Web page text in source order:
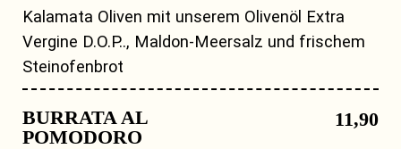
Kalamata Oliven mit unserem Olivenöl Extra
Vergine D.O.P.., Maldon-Meersalz und frischem
Steinofenbrot
BURRATA AL
POMODORO
11,90